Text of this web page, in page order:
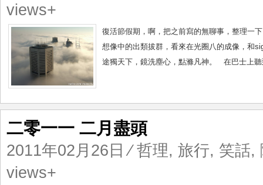
views+
復活節假期，啊，把之前寫的無聊事，整理一
想像中的出類拔群，看來在光圈八的成像，和
途獨天下，鏡洗塵心，點滌凡神。 在巴士上
二零一一 二月盡頭
2011年02月26日 ⁄哲理, 旅行, 笑話,
views+